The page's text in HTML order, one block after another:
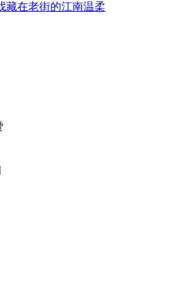
藏在老街的江南温柔